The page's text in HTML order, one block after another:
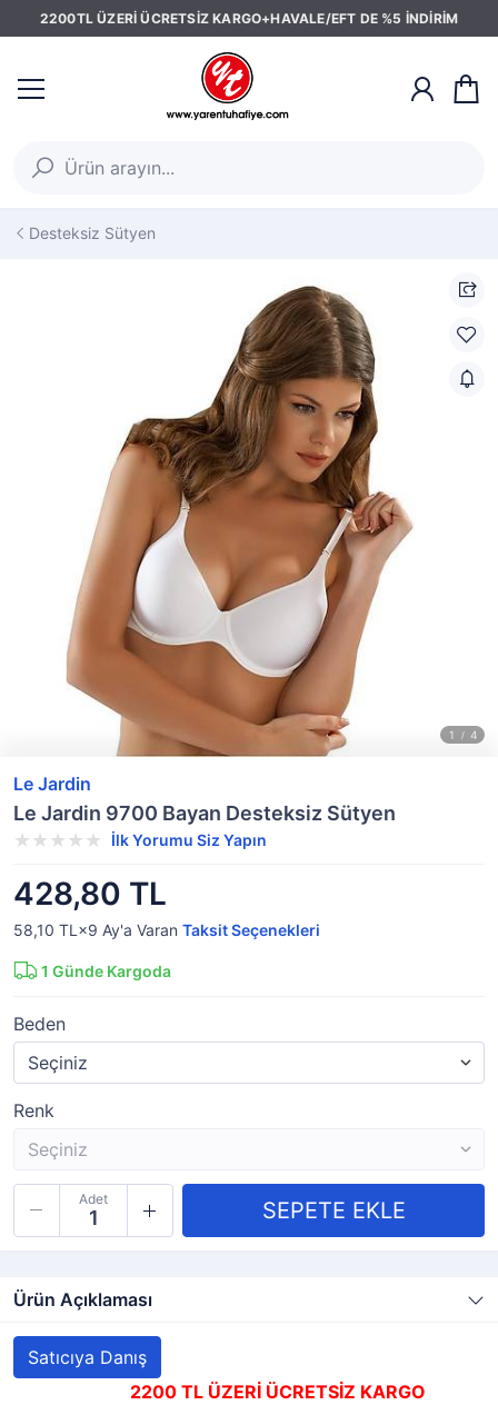
2200TL ÜZERİ ÜCRETSİZ KARGO+HAVALE/EFT DE %5 İNDİRİM
Desteksiz Sütyen
Le Jardin
Le Jardin 9700 Bayan Desteksiz Sütyen
İlk Yorumu Siz Yapın
428,80 TL
58,10 TL×9 Ay'a Varan Taksit Seçenekleri
1 Günde Kargoda
Beden
Renk
Adet
Ürün Açıklaması
Satıcıya Danış
2200 TL ÜZERİ ÜCRETSİZ KARGO